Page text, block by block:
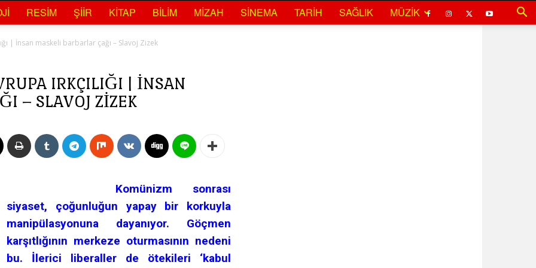
RESIM ŞIIR KITAP BILIM MIZAH SINEMA TARIH SAĞLIK MÜZIK
| İnsan maskeli barbarlar çağı – Slavoj Zizek
IRKÇILIĞI | İNSAN
– SLAVOJ ZIZEK
Komünizm sonrası
siyaset, çoğunluğun yapay bir korkuyla
manipülasyonuna dayanıyor. Göçmen
karşıtlığının merkeze oturmasının nedeni
bu. İlerici liberaller de ötekileri ‘kabul